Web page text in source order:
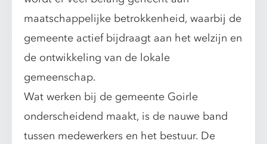
maatschappelijke betrokkenheid, waarbij de
gemeente actief bijdraagt aan het welzijn en
de ontwikkeling van de lokale
gemeenschap.
Wat werken bij de gemeente Goirle
onderscheidend maakt, is de nauwe band
tussen medewerkers en het bestuur. De